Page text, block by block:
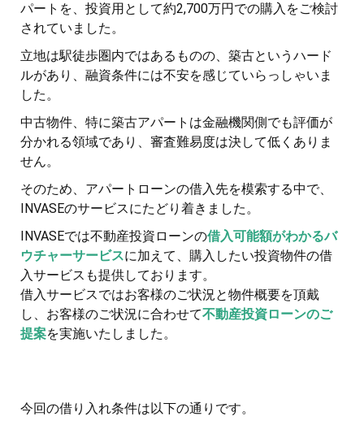
パートを、投資用として約2,700万円での購入をご検討
されていました。
立地は駅徒歩圏内ではあるものの、築古というハード
ルがあり、融資条件には不安を感じていらっしゃいま
した。
中古物件、特に築古アパートは金融機関側でも評価が
分かれる領域であり、審査難易度は決して低くありま
せん。
そのため、アパートローンの借入先を模索する中で、
INVASEのサービスにたどり着きました。
INVASEでは不動産投資ローンの借入可能額がわかるバ
ウチャーサービスに加えて、購入したい投資物件の借
入サービスも提供しております。
借入サービスではお客様のご状況と物件概要を頂戴
し、お客様のご状況に合わせて不動産投資ローンのご
提案を実施いたしました。
今回の借り入れ条件は以下の通りです。